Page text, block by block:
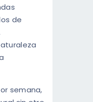
de
semana,